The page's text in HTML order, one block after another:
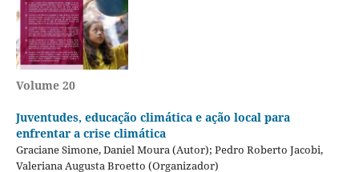
Volume 20
Juventudes, educação climática e ação local para
enfrentar a crise climática
Graciane Simone, Daniel Moura (Autor); Pedro Roberto Jacobi,
Valeriana Augusta Broetto (Organizador)